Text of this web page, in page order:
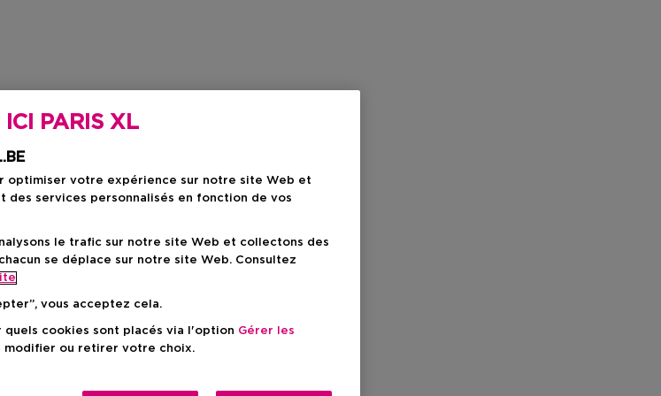
ICI PARIS XL
optimiser votre expérience sur notre site Web et
des services personnalisés en fonction de vos
le trafic sur notre site Web et collectons des
se déplace sur notre site Web. Consultez
vous acceptez cela.
quels cookies sont placés via l'option Gérer les
modifier ou retirer votre choix.